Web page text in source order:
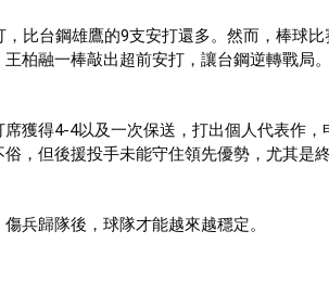
比台鋼雄鷹的9支安打還多。然而，棒球
柏融一棒敲出超前安打，讓台鋼逆轉戰局
獲得4-4以及一次保送，打出個人代表作
，但後援投手未能守住領先優勢，尤其是
兵歸隊後，球隊才能越來越穩定。